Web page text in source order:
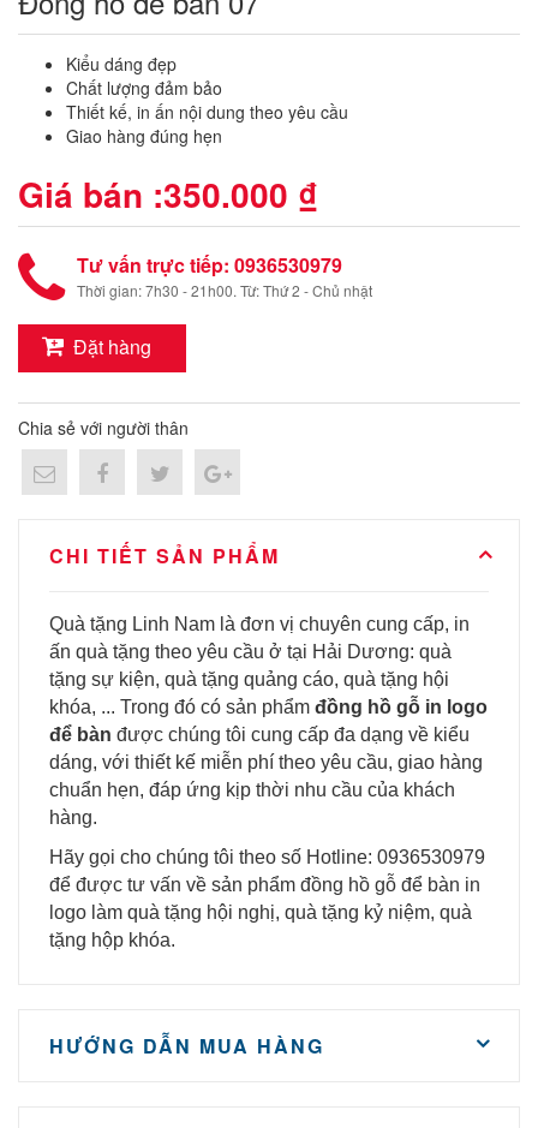
Kiểu dáng đẹp
Chất lượng đảm bảo
Thiết kế, in ấn nội dung theo yêu cầu
Giao hàng đúng hẹn
Giá bán :350.000 ₫
Tư vấn trực tiếp: 0936530979
Thời gian: 7h30 - 21h00. Từ: Thứ 2 - Chủ nhật
Đặt hàng
Chia sẻ với người thân
CHI TIẾT SẢN PHẨM
Quà tặng Linh Nam là đơn vị chuyên cung cấp, in
ấn quà tặng theo yêu cầu ở tại Hải Dương: quà
tặng sự kiện, quà tặng quảng cáo, quà tặng hội
khóa, ... Trong đó có sản phẩm đồng hồ gỗ in logo
để bàn được chúng tôi cung cấp đa dạng về kiểu
dáng, với thiết kế miễn phí theo yêu cầu, giao hàng
chuẩn hẹn, đáp ứng kịp thời nhu cầu của khách
hàng.
Hãy gọi cho chúng tôi theo số Hotline: 0936530979
để được tư vấn về sản phẩm đồng hồ gỗ để bàn in
logo làm quà tặng hội nghị, quà tặng kỷ niệm, quà
tặng hộp khóa.
HƯỚNG DẪN MUA HÀNG